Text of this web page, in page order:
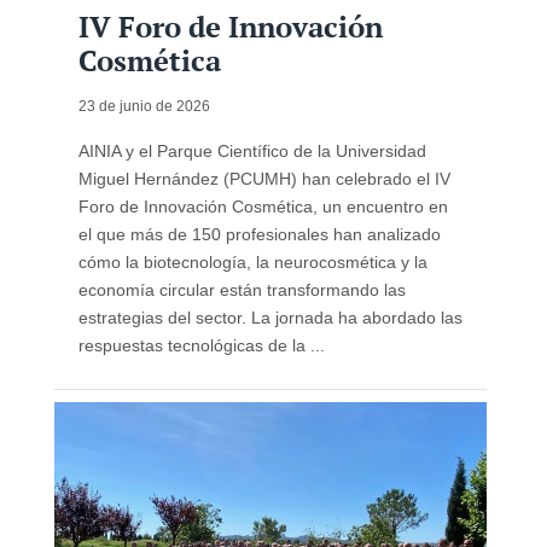
IV Foro de Innovación
Cosmética
23 de junio de 2026
AINIA y el Parque Científico de la Universidad
Miguel Hernández (PCUMH) han celebrado el IV
Foro de Innovación Cosmética, un encuentro en
el que más de 150 profesionales han analizado
cómo la biotecnología, la neurocosmética y la
economía circular están transformando las
estrategias del sector. La jornada ha abordado las
respuestas tecnológicas de la ...